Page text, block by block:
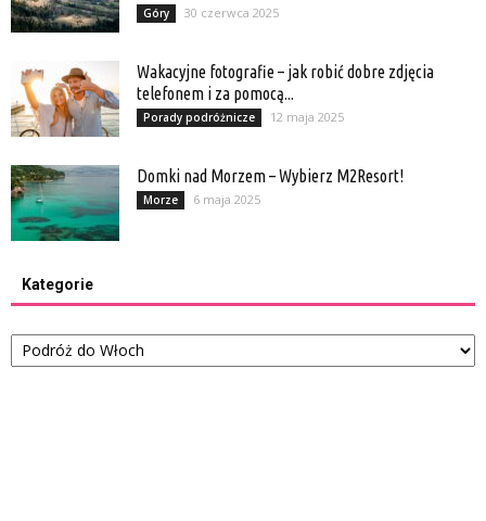
Góry 30 czerwca 2025
Wakacyjne fotografie – jak robić dobre zdjęcia
telefonem i za pomocą...
Porady podróżnicze 12 maja 2025
Domki nad Morzem – Wybierz M2Resort!
Morze 6 maja 2025
Kategorie
Kategorie